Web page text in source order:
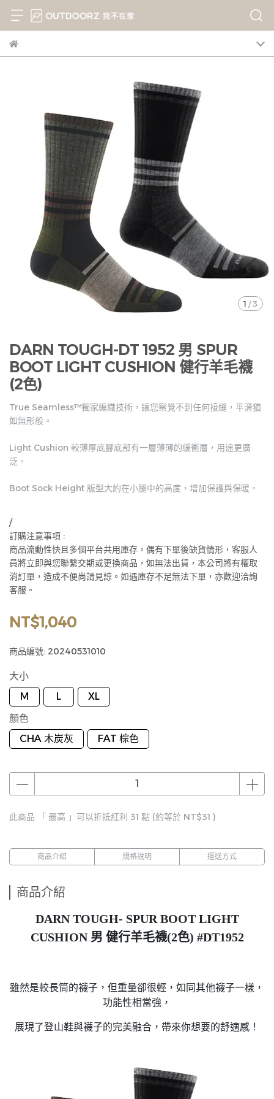
1 / 3
DARN TOUGH-DT 1952 男 SPUR
BOOT LIGHT CUSHION 健行羊毛襪
(2色)
True Seamless™獨家編織技術，讓您察覺不到任何接縫，平滑猶
如無形般。
Light Cushion 較薄厚底腳底部有一層薄薄的緩衝層，用途更廣
泛。
Boot Sock Height 版型大約在小腿中的高度，增加保護與保暖。
/
訂購注意事項 :
商品流動性快且多個平台共用庫存，偶有下單後缺貨情形，客服人
員將立即與您聯繫交期或更換商品，如無法出貨，本公司將有權取
消訂單，造成不便尚請見諒。如遇庫存不足無法下單，亦歡迎洽詢
客服。
NT$1,040
商品編號: 20240531010
大小
M
L
XL
顏色
CHA 木炭灰
FAT 棕色
此商品 「 最高 」可以折抵紅利 31 點 (約等於 NT$31 )
商品介紹 規格說明 運送方式
商品介紹
DARN TOUGH- SPUR BOOT LIGHT
CUSHION 男 健行羊毛襪(2色) #DT1952
雖然是較長筒的襪子，但重量卻很輕，如同其他襪子一樣，
功能性相當強，
展現了登山鞋與襪子的完美融合，帶來你想要的舒適感！